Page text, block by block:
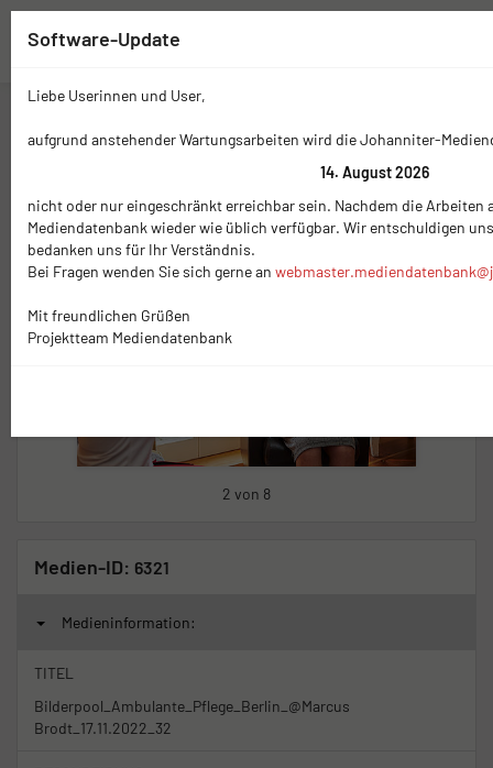
2 von 8
Medien-ID: 6321
Medieninformation:
TITEL
Bilderpool_Ambulante_Pflege_Berlin_@Marcus
Brodt_17.11.2022_32
Software-Update
Liebe Userinnen und User,
aufgrund anstehender Wartungsarbeiten wird die Johanniter-
14. August 2026
nicht oder nur eingeschränkt erreichbar sein. Nachdem die Arbeiten
Mediendatenbank wieder wie üblich verfügbar. Wir entschuldigen
bedanken uns für Ihr Verständnis.
Bei Fragen wenden Sie sich gerne an
Mit freundlichen Grüßen
Projektteam Mediendatenbank